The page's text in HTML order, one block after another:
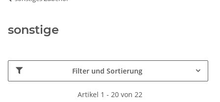
sonstige
Filter und Sortierung
Artikel 1 - 20 von 22